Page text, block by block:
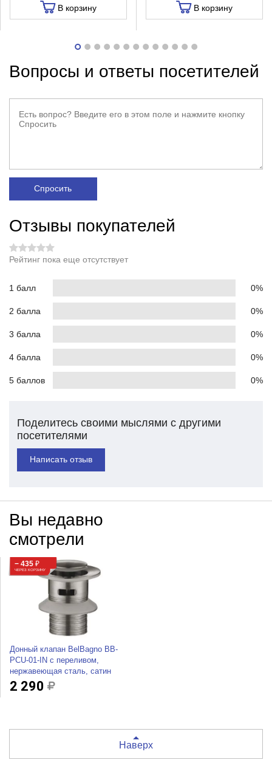
В корзину В корзину
Вопросы и ответы посетителей
Спросить
Отзывы покупателей
Рейтинг пока еще отсутствует
1 балл 0%
2 балла 0%
3 балла 0%
4 балла 0%
5 баллов 0%
Поделитесь своими мыслями с другими
посетителями
Написать отзыв
Вы недавно
смотрели
− 435 ₽
ЧЕРЕЗ КОРЗИНУ
Донный клапан BelBagno BB-
PCU-01-IN с переливом,
нержавеющая сталь, сатин
2 290
Наверх